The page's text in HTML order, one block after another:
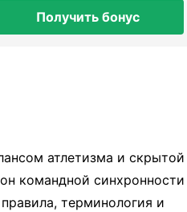
Получить бонус
атлетизма и скрытой
командной синхронности
терминология и